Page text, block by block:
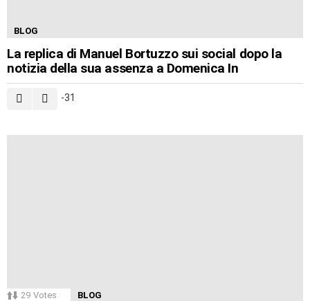
BLOG
La replica di Manuel Bortuzzo sui social dopo la
notizia della sua assenza a Domenica In
-31
29 Votes BLOG